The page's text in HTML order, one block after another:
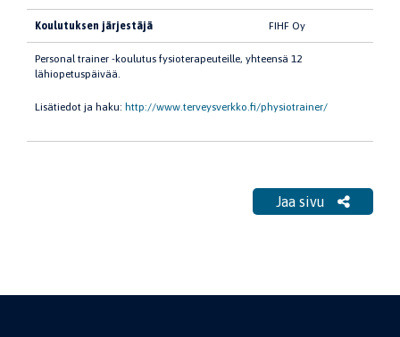
Koulutuksen järjestäjä FIHF Oy
Personal trainer -koulutus fysioterapeuteille, yhteensä 12
lähiopetuspäivää.
Lisätiedot ja haku: http://www.terveysverkko.fi/physiotrainer/
Jaa sivu